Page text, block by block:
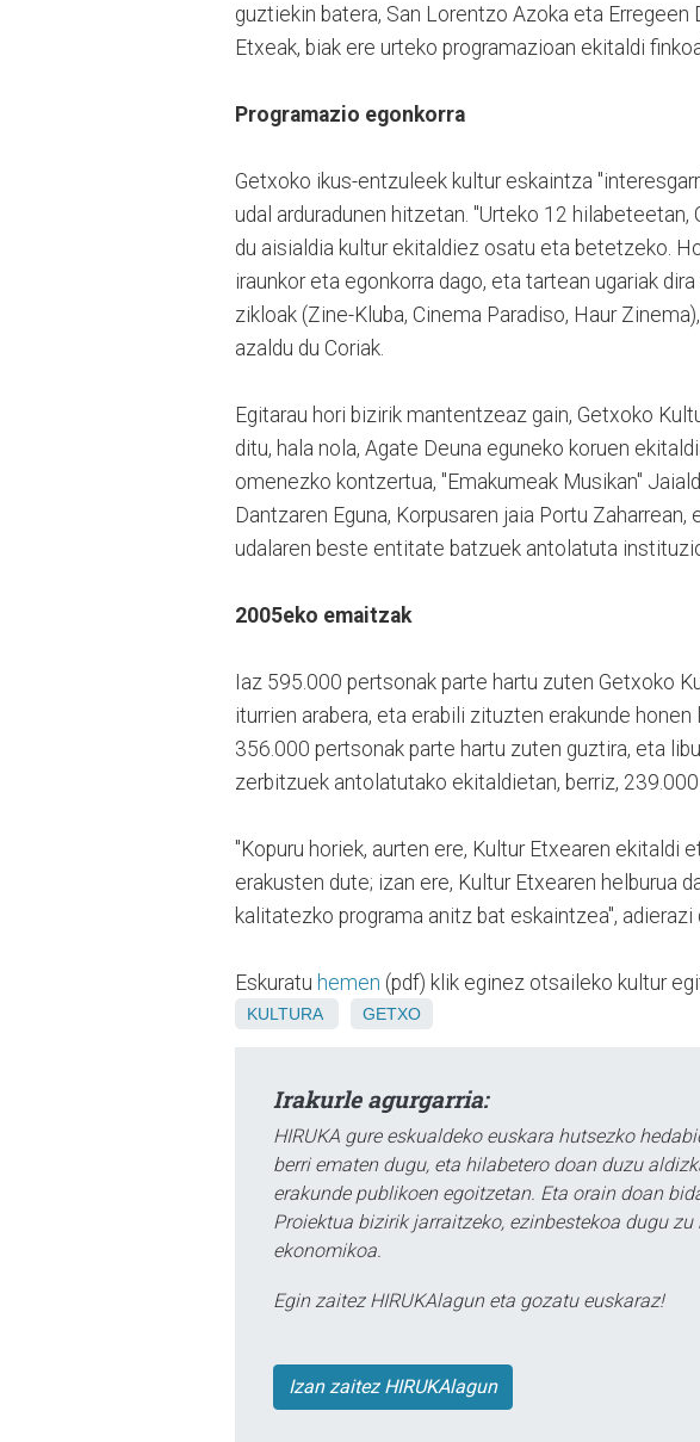
guztiekin batera, San Lorentzo Azoka eta
Etxeak, biak ere urteko programazioan ekitaldi
Programazio egonkorra
Getxoko ikus-entzuleek kultur eskaintza
udal arduradunen hitzetan. "Urteko 12
du aisialdia kultur ekitaldiez osatu eta betetzeko.
iraunkor eta egonkorra dago, eta tartean ugariak
zikloak (Zine-Kluba, Cinema Paradiso, Haur
azaldu du Coriak.
Egitarau hori bizirik mantentzeaz gain, Getxoko
ditu, hala nola, Agate Deuna eguneko koruen
omenezko kontzertua, "Emakumeak Musikan"
Dantzaren Eguna, Korpusaren jaia Portu
udalaren beste entitate batzuek antolatuta
2005eko emaitzak
Iaz 595.000 pertsonak parte hartu zuten Getxoko
iturrien arabera, eta erabili zituzten erakunde
356.000 pertsonak parte hartu zuten guztira, eta
zerbitzuek antolatutako ekitaldietan, berriz,
"Kopuru horiek, aurten ere, Kultur Etxearen ekitaldi
erakusten dute; izan ere, Kultur Etxearen helburua
kalitatezko programa anitz bat eskaintzea", adierazi
Eskuratu hemen (pdf) klik eginez otsaileko kultur
KULTURA GETXO
Irakurle agurgarria:
HIRUKA gure eskualdeko euskara hutsezko
berri ematen dugu, eta hilabetero doan duzu
erakunde publikoen egoitzetan. Eta orain doan
Proiektua bizirik jarraitzeko, ezinbestekoa dugu
ekonomikoa.
Egin zaitez HIRUKAlagun eta gozatu euskaraz!
Izan zaitez HIRUKAlagun